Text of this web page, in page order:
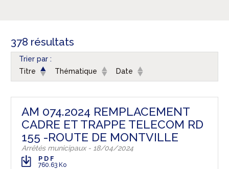
378 résultats
Trier par :
Titre
Thématique Date
AM 074.2024 REMPLACEMENT
CADRE ET TRAPPE TELECOM RD
155 -ROUTE DE MONTVILLE
Arrêtés municipaux - 18/04/2024
PDF
760.63 Ko